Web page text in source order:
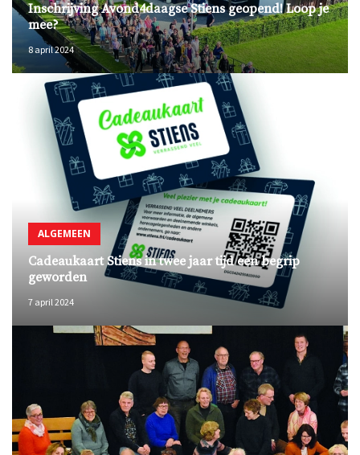
Inschrijving Avond4daagse Stiens geopend! Loop je
mee?
8 april 2024
ALGEMEEN
Cadeaukaart Stiens in twee jaar tijd een begrip
geworden
7 april 2024